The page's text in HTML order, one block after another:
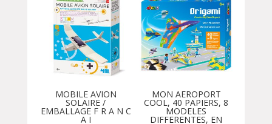
MOBILE AVION
SOLAIRE /
EMBALLAGE F R A N C
A I
MON AEROPORT
COOL, 40 PAPIERS, 8
MODELES
DIFFERENTES, EN